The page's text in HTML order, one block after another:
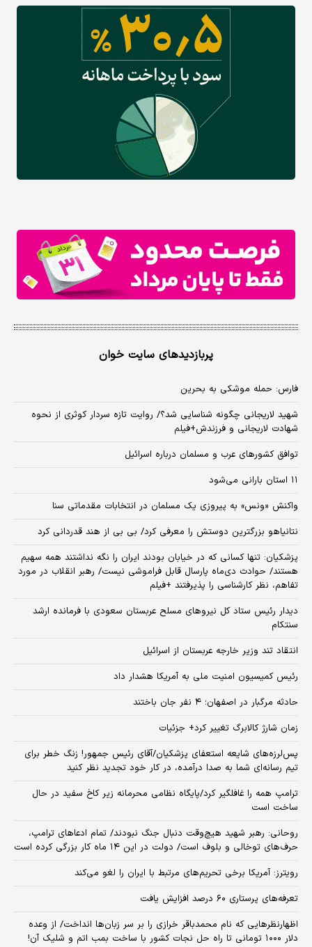
پربازدیدهای سایت خوان
فارس: حمله موشکی به بحرین
شهید لاریجانی چگونه شناسایی شد؟/ روایت تازه سردار کوثری از نحوه
شهادت لاریجانی و فرزندش+فیلم
توافق کشورهای عرب و مسلمان درباره اسرائیل
۱۱ استان بارانی می‌شود
واکنش «ونس» به پیروزی یک مسلمان در انتخابات مقدماتی سنا
نتانیاهو بزرگترین دوستش را معرفی کرد/ بی بی از هند قدردانی کرد
پزشکیان: تنها کسانی که در خیابان بودند ایران را نگه نداشتند همه سهیم
هستند/ حوادث دی‌ماه پارسال قابل فراموشی نیست/ رهبر انقلاب در مورد
تفاهم، نظر کارشناسی را پذیرفتند +فیلم
دیدار رئیس ستاد کل نیروهای مسلح عربستان سعودی با فرمانده ارشد
سنتکام
انتقاد تند وزیر خارجه عربستان از اسرائیل
رئیس کمیسیون امنیت ملی به آمریکا هشدار داد
حادثه مرگبار در اصفهان؛ ۴ نفر جان باختند
زمان شارژ کالابرگ تغییر کرد+ جزئیات
پس‌لرزه‌های شایعه استعفای پزشکیان/آقای رئیس جمهور! زنگ خطر برای
تیم رسانه‌ای شما به صدا درآمده، در کار خود تجدید نظر کنید
ترامپ همه را غافلگیر کرد/پایگاه نظامی محرمانه زیر کاخ سفید در حال
ساخت است
روحانی: رهبر شهید هیچ‌وقت دنبال جنگ نبودند/ تمام ادعاهای ترامپ،
حرف‌های توخالی و بلوف است/ دولت در این ۱۴ ماه کار بزرگی کرده است
رویترز: آمریکا برخی تحریم‌های مرتبط با ایران را لغو می‌کند
تعرفه‌های پرستاری ۶۰ درصد افزایش یافت
اظهارنظرهایی که نام محمدباقر خرازی را بر سر زبان‌ها انداخت/ از وعده
دلار ۱۰۰۰ تومانی تا راه حل نجات کشور با ساخت بمب اتم و شلیک آن!